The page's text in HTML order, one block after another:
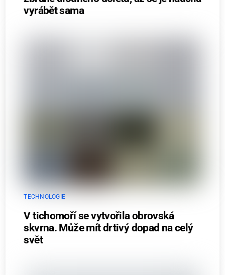
vyrábět sama
TECHNOLOGIE
V tichomoří se vytvořila obrovská
skvrna. Může mít drtivý dopad na celý
svět